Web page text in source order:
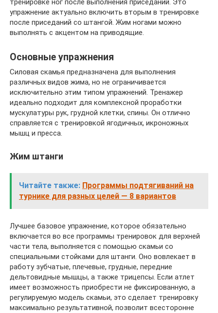
тренировке ног после выполнения приседаний. Это
упражнение актуально включить вторым в тренировке
после приседаний со штангой. Жим ногами можно
выполнять с акцентом на приводящие.
Основные упражнения
Силовая скамья предназначена для выполнения
различных видов жима, но не ограничивается
исключительно этим типом упражнений. Тренажер
идеально подходит для комплексной проработки
мускулатуры рук, грудной клетки, спины. Он отлично
справляется с тренировкой ягодичных, икроножных
мышц и пресса.
Жим штанги
Читайте также: Программы подтягиваний на
турнике для разных целей — 8 вариантов
Лучшее базовое упражнение, которое обязательно
включается во все программы тренировок для верхней
части тела, выполняется с помощью скамьи со
специальными стойками для штанги. Оно вовлекает в
работу зубчатые, плечевые, грудные, передние
дельтовидные мышцы, а также трицепсы. Если атлет
имеет возможность приобрести не фиксированную, а
регулируемую модель скамьи, это сделает тренировку
максимально результативной, позволит всесторонне